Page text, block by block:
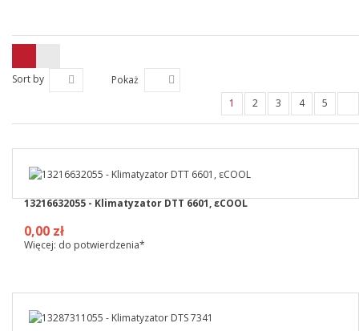
Sort by
Pokaż
1
2 3 4 5
13216632055 - Klimatyzator DTT 6601, εCOOL
0,00 zł
Więcej: do potwierdzenia*